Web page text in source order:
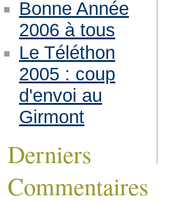
Bonne Année
2006 à tous
Le Téléthon
2005 : coup
d'envoi au
Girmont
Derniers
Commentaires